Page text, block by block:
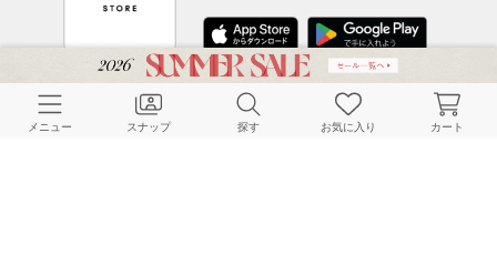
CUSTOMER SERVICE
メニュー スナップ 探す お気に入り カート